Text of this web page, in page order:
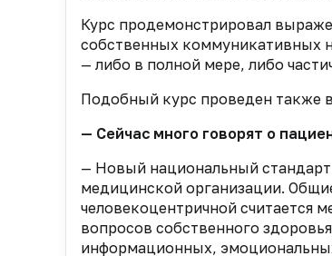
Курс продемонстрировал
собственных коммуникативных
— либо в полной мере, либо
Подобный курс проведен также
— Сейчас много говорят о
— Новый национальный
медицинской организации.
человекоцентричной считается
вопросов собственного
информационных,